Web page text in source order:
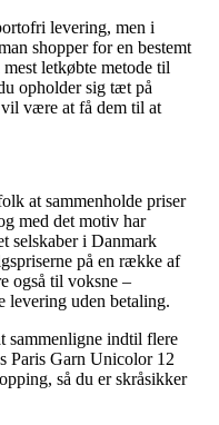
levering, men i
shopper for en bestemt
letkøbte metode til
opholder sig tæt på
være at få dem til at
at sammenholde priser
med det motiv har
selskaber i Danmark
på en række af
også til voksne –
levering uden betaling.
sammenligne indtil flere
Paris Garn Unicolor 12
så du er skråsikker